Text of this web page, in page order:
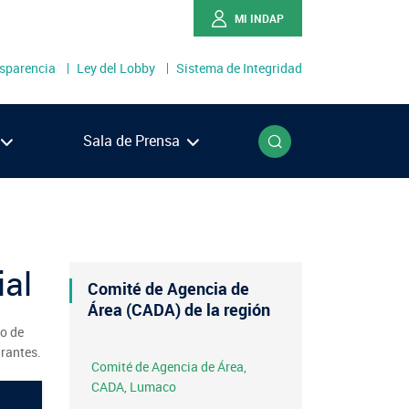
MI INDAP
Ley del Lobby Sistema de Integridad
Sala de Prensa
NOTICIAS
de
Comité de Agencia de
Área (CADA) de la región
Comité de Agencia de Área,
CADA, Lumaco